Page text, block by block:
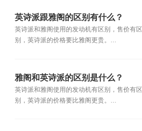
英诗派跟雅阁的区别有什么？
英诗派和雅阁使用的发动机有区别，售价有区
别，英诗派的价格要比雅阁更贵。...
雅阁和英诗派的区别是什么？
英诗派和雅阁使用的发动机有区别，售价有区
别，英诗派的价格要比雅阁更贵。...